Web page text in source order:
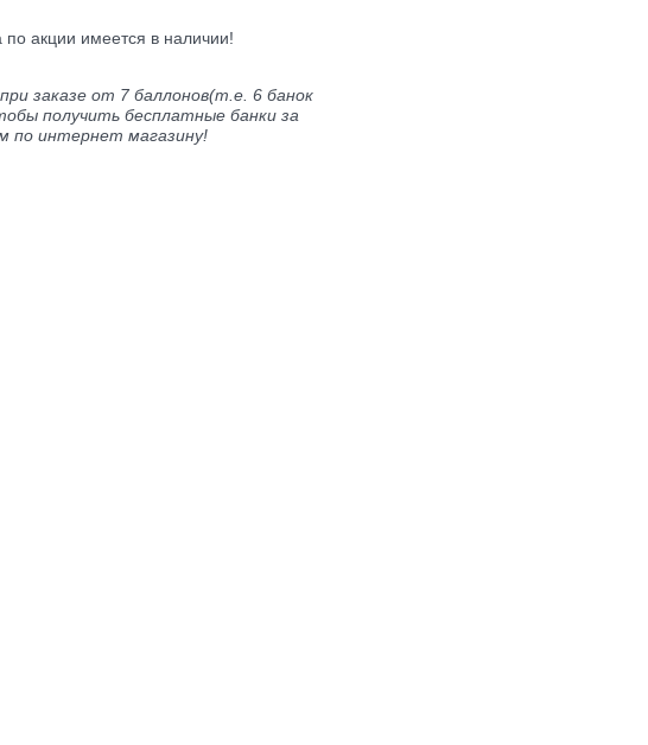
по акции имеется в наличии!
заказе от 7 баллонов(т.е. 6 банок
получить бесплатные банки за
по интернет магазину!